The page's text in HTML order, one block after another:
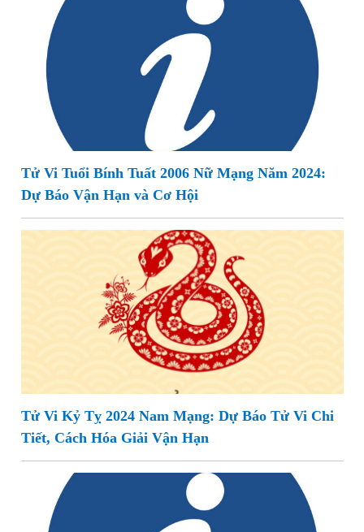
Tử Vi Tuổi Bính Tuất 2006 Nữ Mạng Năm 2024:
Dự Báo Vận Hạn và Cơ Hội
Tử Vi Kỷ Tỵ 2024 Nam Mạng: Dự Báo Tử Vi Chi
Tiết, Cách Hóa Giải Vận Hạn